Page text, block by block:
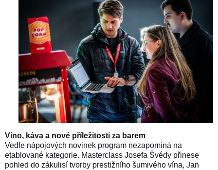
Víno, káva a nové příležitosti za barem
Vedle nápojových novinek program nezapomíná na
etablované kategorie. Masterclass Josefa Švédy přinese
pohled do zákulisí tvorby prestižního šumivého vína, Jan